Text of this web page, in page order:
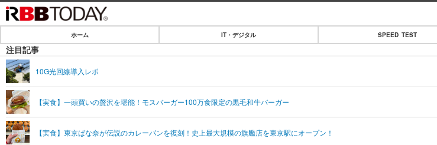
IT・デジタル
ショッピング
SPEED TEST
エンタメ
エンタメTOP
ライフ
ホーム IT・デジタル SPEED TEST
注目記事
10G光回線導入レポ
【実食】一頭買いの贅沢を堪能！モスバーガー100万食限定の黒毛和牛バーガー
【実食】東京ばな奈が伝説のカレーパンを復刻！史上最大規模の旗艦店を東京駅にオープン！